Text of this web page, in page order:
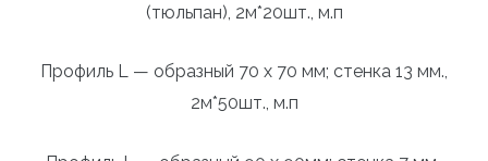
(тюльпан), 2м*20шт., м.п
Профиль L — образный 70 х 70 мм; стенка 13 мм.,
2м*50шт., м.п